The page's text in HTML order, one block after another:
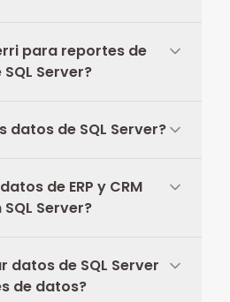
para reportes de
Server?
datos de SQL Server?
de ERP y CRM
Server?
datos de SQL Server
de datos?